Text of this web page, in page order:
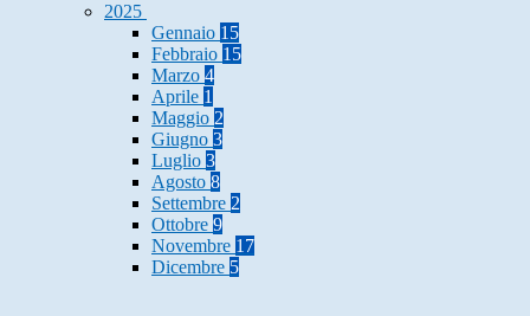
2025
Gennaio 15
Febbraio 15
Marzo 4
Aprile 1
Maggio 2
Giugno 3
Luglio 3
Agosto 8
Settembre 2
Ottobre 9
Novembre 17
Dicembre 5